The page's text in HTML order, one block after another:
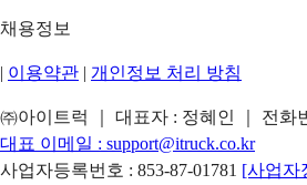
채용정보
| 이용약관 | 개인정보 처리 방침
㈜아이트럭 ｜ 대표자 : 정혜인 ｜ 전화
대표 이메일 : support@itruck.co.kr
사업자등록번호 : 853-87-01781 [사업자